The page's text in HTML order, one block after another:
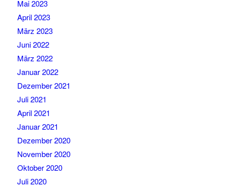
Mai 2023
April 2023
März 2023
Juni 2022
März 2022
Januar 2022
Dezember 2021
Juli 2021
April 2021
Januar 2021
Dezember 2020
November 2020
Oktober 2020
Juli 2020